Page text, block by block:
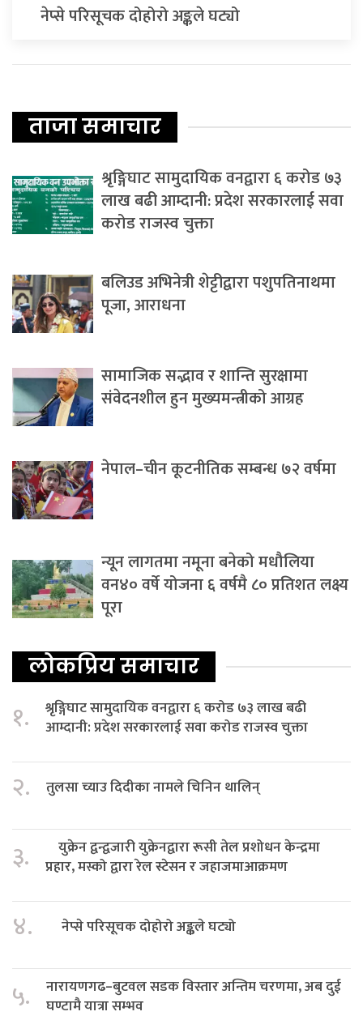
नेप्से परिसूचक दोहोरो अङ्कले घट्यो
ताजा समाचार
श्रृङ्गिघाट सामुदायिक वनद्वारा ६ करोड ७३
लाख बढी आम्दानी: प्रदेश सरकारलाई सवा
करोड राजस्व चुक्ता
बलिउड अभिनेत्री शेट्टीद्वारा पशुपतिनाथमा
पूजा, आराधना
सामाजिक सद्भाव र शान्ति सुरक्षामा
संवेदनशील हुन मुख्यमन्त्रीको आग्रह
नेपाल–चीन कूटनीतिक सम्बन्ध ७२ वर्षमा
न्यून लागतमा नमूना बनेको मधौलिया
वन४० वर्षे योजना ६ वर्षमै ८० प्रतिशत लक्ष्य
पूरा
लोकप्रिय समाचार
१.
श्रृङ्गिघाट सामुदायिक वनद्वारा ६ करोड ७३ लाख बढी
आम्दानी: प्रदेश सरकारलाई सवा करोड राजस्व चुक्ता
२. तुलसा च्याउ दिदीका नामले चिनिन थालिन्
३.
युक्रेन द्वन्द्वजारी युक्रेनद्वारा रूसी तेल प्रशोधन केन्द्रमा
प्रहार, मस्को द्वारा रेल स्टेसन र जहाजमाआक्रमण
४. नेप्से परिसूचक दोहोरो अङ्कले घट्यो
५.
नारायणगढ–बुटवल सडक विस्तार अन्तिम चरणमा, अब दुई
घण्टामै यात्रा सम्भव